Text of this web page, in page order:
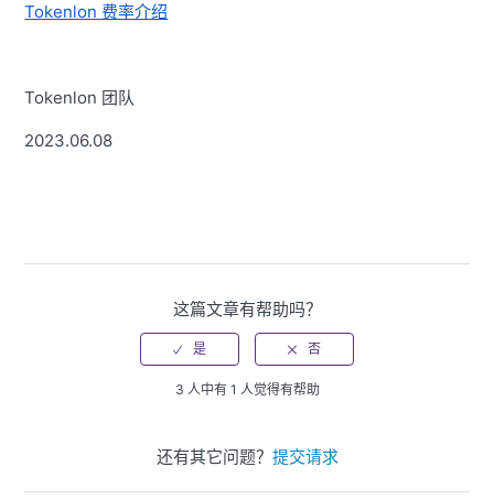
Tokenlon 费率介绍
Tokenlon 团队
2023.06.08
这篇文章有帮助吗？
3 人中有 1 人觉得有帮助
还有其它问题？ 提交请求